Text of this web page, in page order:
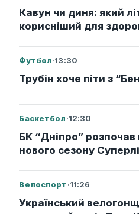
Кавун чи диня: який
корисніший для
Футбол·13:30
Трубін хоче піти з
Баскетбол·12:30
БК “Дніпро” розпочав
нового сезону
Велоспорт·11:26
Український